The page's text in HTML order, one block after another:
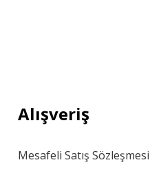
Alışveriş
Mesafeli Satış Sözleşmesi